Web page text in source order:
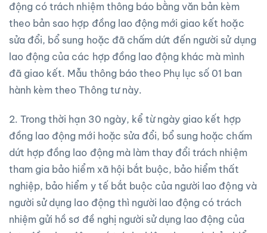
động có trách nhiệm thông báo bằng văn bản kèm
theo bản sao hợp đồng lao động mới giao kết hoặc
sửa đổi, bổ sung hoặc đã chấm dứt đến người sử dụng
lao động của các hợp đồng lao động khác mà mình
đã giao kết. Mẫu thông báo theo Phụ lục số 01 ban
hành kèm theo Thông tư này.
2. Trong thời hạn 30 ngày, kể từ ngày giao kết hợp
đồng lao động mới hoặc sửa đổi, bổ sung hoặc chấm
dứt hợp đồng lao động mà làm thay đổi trách nhiệm
tham gia bảo hiểm xã hội bắt buộc, bảo hiểm thất
nghiệp, bảo hiểm y tế bắt buộc của người lao động và
người sử dụng lao động thì người lao động có trách
nhiệm gửi hồ sơ đề nghị người sử dụng lao động của